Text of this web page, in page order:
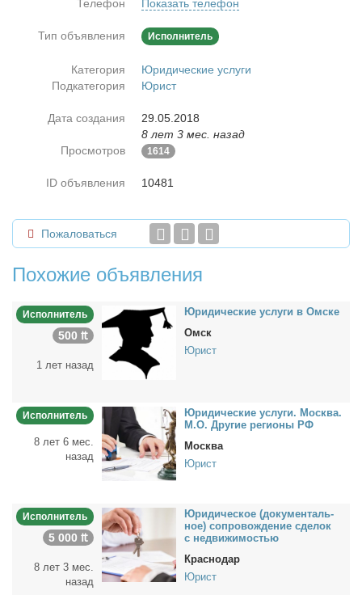
Телефон Показать телефон
Тип объявления Исполнитель
Категория
Юридические услуги
Подкатегория
Юрист
Дата создания
29.05.2018
8 лет 3 мес. назад
Просмотров
1614
ID объявления 10481
Пожаловаться
Похожие объявления
Исполнитель
500 ₶
1 лет назад
Юри­ди­че­ские услу­ги в Ом­ске
Омск
Юрист
Исполнитель
8 лет 6 мес.
назад
Юри­ди­че­ские услу­ги. Москва.
М.О. Дру­гие ре­ги­о­ны РФ
Москва
Юрист
Исполнитель
5 000 ₶
8 лет 3 мес.
назад
Юри­ди­че­ское (до­ку­мен­таль­
ное) со­про­вож­де­ние сде­лок
с недви­жи­мо­стью
Краснодар
Юрист